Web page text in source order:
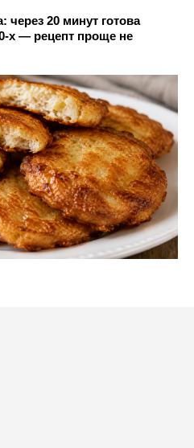
через 20 минут готова
х — рецепт проще не